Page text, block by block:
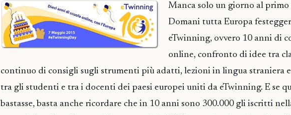
Manca solo un giorno al
Domani tutta Europa
eTwinning, ovvero 10 anni di
online, confronto di idee tra
continuo di consigli sugli strumenti più adatti, lezioni in lingua straniera
tra gli studenti e tra i docenti dei paesi europei uniti da eTwinning. E se
bastasse, basta anche ricordare che in 10 anni sono 300.000 gli iscritti